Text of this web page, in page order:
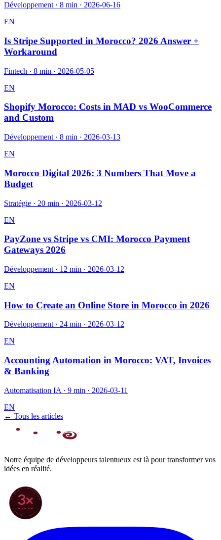
Développement · 8 min · 2026-06-16
EN
Is Stripe Supported in Morocco? 2026 Answer +
Workaround
Fintech · 8 min · 2026-05-05
EN
Shopify Morocco: Costs in MAD vs WooCommerce
and Custom
Développement · 8 min · 2026-03-13
EN
Morocco Digital 2026: 3 Numbers That Move a
Budget
Stratégie · 20 min · 2026-03-12
EN
PayZone vs Stripe vs CMI: Morocco Payment
Gateways 2026
Développement · 12 min · 2026-03-12
EN
How to Create an Online Store in Morocco in 2026
Développement· 24 min · 2026-03-12
EN
Accounting Automation in Morocco: VAT, Invoices
& Banking
Automatisation IA · 9 min · 2026-03-11
EN
← Tous les articles
Notre équipe de développeurs talentueux est là pour transformer vos
idées en réalité.
70+ PROJETS · INTERNATIONAL
★ CLARODIGI · MOROCCO ★
3×
DEPUIS 2022